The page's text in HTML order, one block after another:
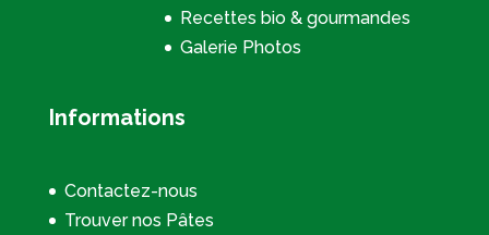
Recettes bio & gourmandes
Galerie Photos
Informations
Contactez-nous
Trouver nos Pâtes